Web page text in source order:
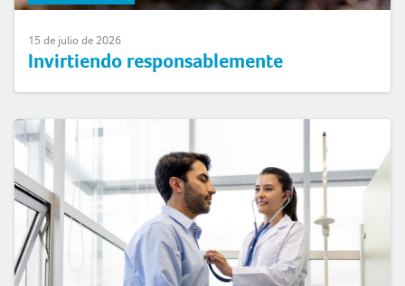
15 de julio de 2026
Invirtiendo responsablemente